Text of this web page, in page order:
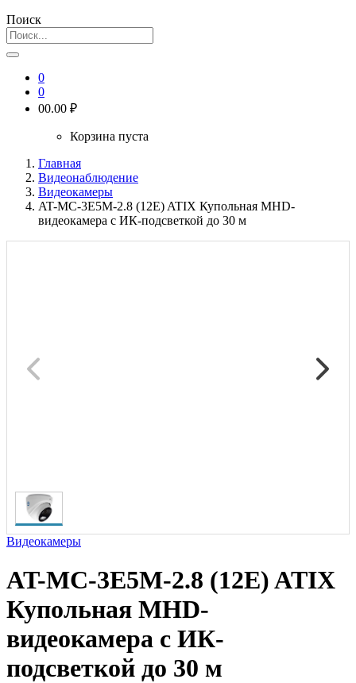
Поиск
0
0
00.00 ₽
Корзина пуста
Главная
Видеонаблюдение
Видеокамеры
AT-MC-3E5M-2.8 (12E) ATIX Купольная MHD-
видеокамера c ИК-подсветкой до 30 м
Видеокамеры
AT-MC-3E5M-2.8 (12E) ATIX
Купольная MHD-
видеокамера c ИК-
подсветкой до 30 м